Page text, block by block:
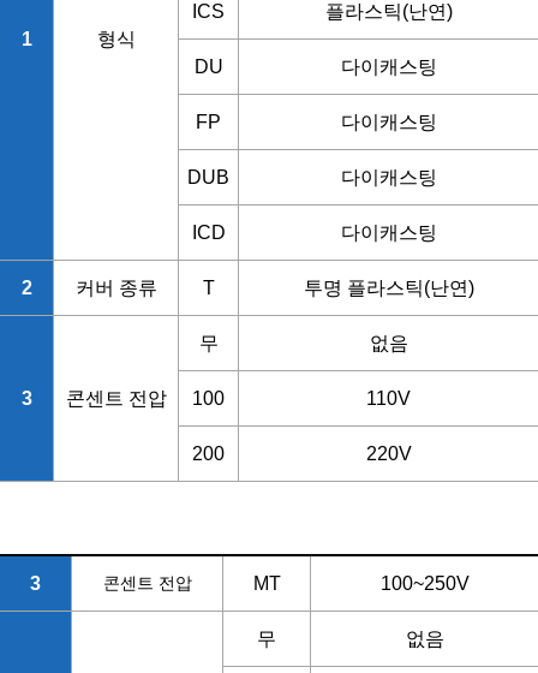
1 형식
ICS 플라스틱(난연)
DU 다이캐스팅
FP 다이캐스팅
DUB 다이캐스팅
ICD 다이캐스팅
2 커버 종류 T 투명 플라스틱(난연)
3 콘센트 전압
무 없음
100 110V
200 220V
3 콘센트 전압 MT 100~250V
무 없음